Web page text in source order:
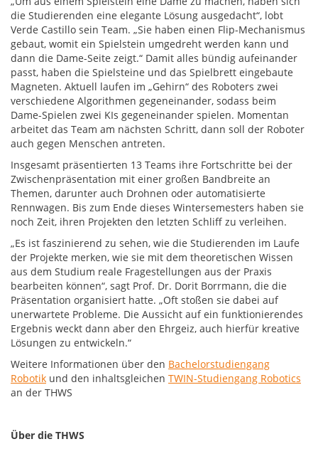
die Studierenden eine elegante Lösung ausgedacht“, lobt
Verde Castillo sein Team. „Sie haben einen Flip-Mechanismus
gebaut, womit ein Spielstein umgedreht werden kann und
dann die Dame-Seite zeigt.“ Damit alles bündig aufeinander
passt, haben die Spielsteine und das Spielbrett eingebaute
Magneten. Aktuell laufen im „Gehirn“ des Roboters zwei
verschiedene Algorithmen gegeneinander, sodass beim
Dame-Spielen zwei KIs gegeneinander spielen. Momentan
arbeitet das Team am nächsten Schritt, dann soll der Roboter
auch gegen Menschen antreten.
Insgesamt präsentierten 13 Teams ihre Fortschritte bei der
Zwischenpräsentation mit einer großen Bandbreite an
Themen, darunter auch Drohnen oder automatisierte
Rennwagen. Bis zum Ende dieses Wintersemesters haben sie
noch Zeit, ihren Projekten den letzten Schliff zu verleihen.
„Es ist faszinierend zu sehen, wie die Studierenden im Laufe
der Projekte merken, wie sie mit dem theoretischen Wissen
aus dem Studium reale Fragestellungen aus der Praxis
bearbeiten können“, sagt Prof. Dr. Dorit Borrmann, die die
Präsentation organisiert hatte. „Oft stoßen sie dabei auf
unerwartete Probleme. Die Aussicht auf ein funktionierendes
Ergebnis weckt dann aber den Ehrgeiz, auch hierfür kreative
Lösungen zu entwickeln.“
Weitere Informationen über den Bachelorstudiengang
Robotik und den inhaltsgleichen TWIN-Studiengang Robotics
an der THWS
Über die THWS